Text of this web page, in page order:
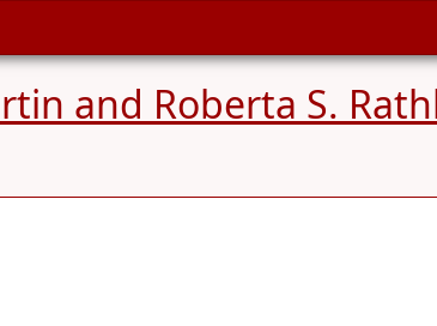
and Roberta S.